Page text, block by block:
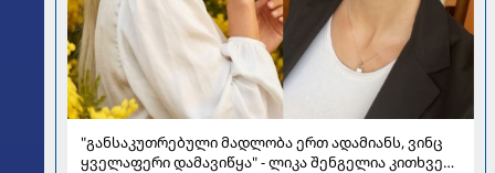
"განსაკუთრებული მადლობა ერთ ადამიანს, ვინც
ყველაფერი დამავიწყა" - ლიკა შენგელია კითხვებს